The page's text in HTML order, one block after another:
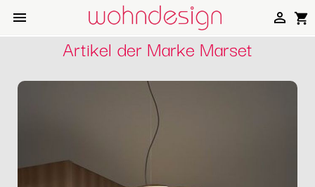
 shopping_cart

Artikel der Marke Marset